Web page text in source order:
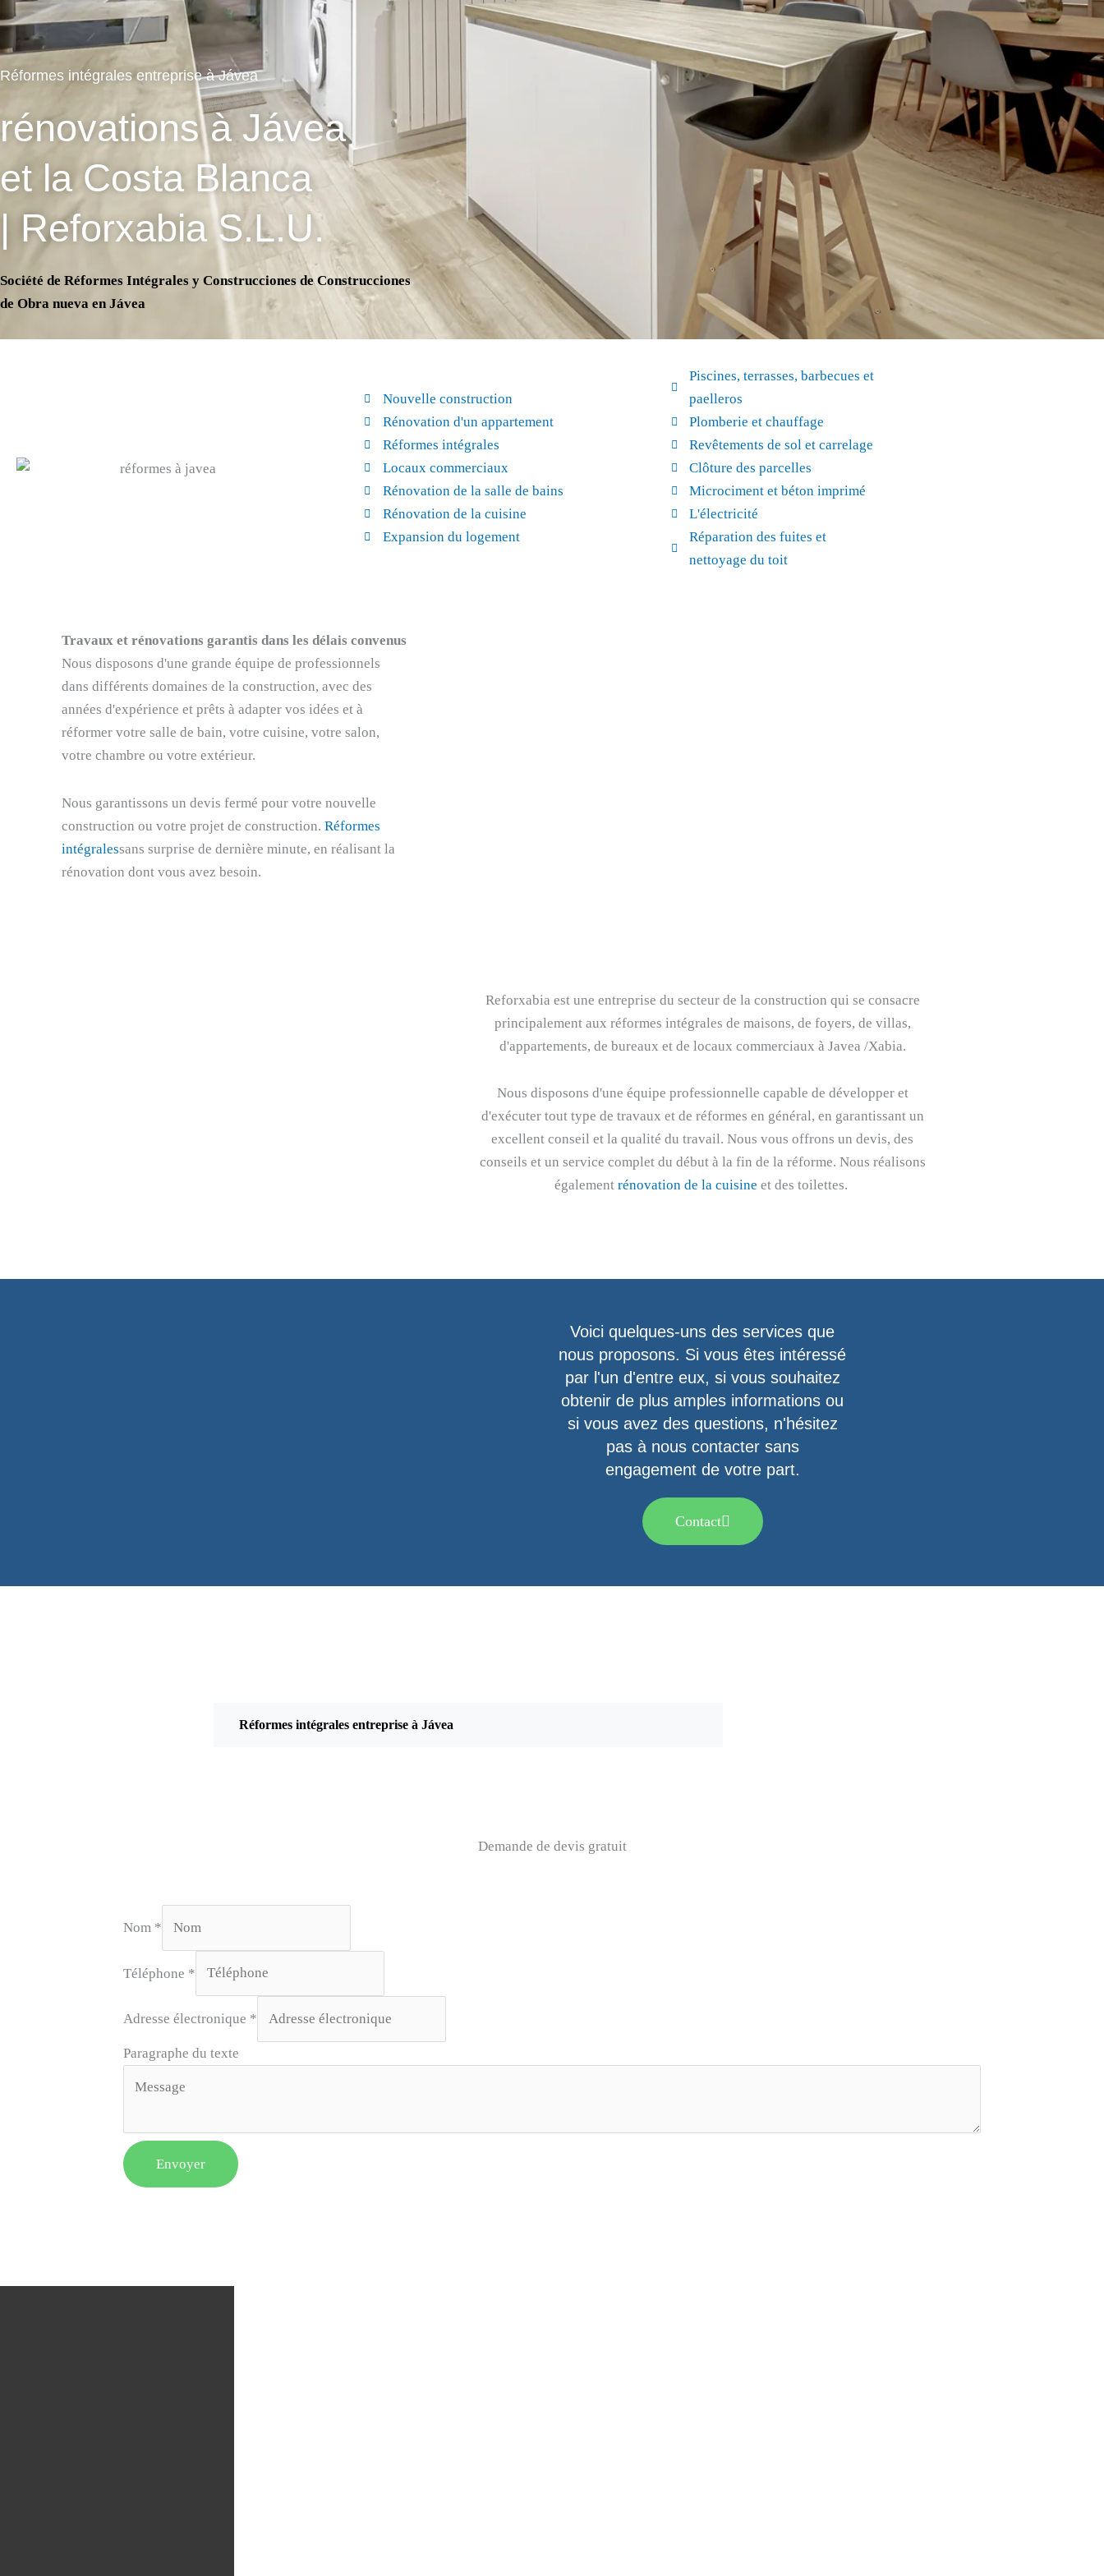
Réformes intégrales entreprise à Jávea
rénovations à Jávea
et la Costa Blanca
| Reforxabia S.L.U.
Société de Réformes Intégrales y Construcciones de Construcciones
de Obra nueva en Jávea
Nouvelle construction
Rénovation d'un appartement
Réformes intégrales
Locaux commerciaux
Rénovation de la salle de bains
Rénovation de la cuisine
Expansion du logement
Piscines, terrasses, barbecues et
paelleros
Plomberie et chauffage
Revêtements de sol et carrelage
Clôture des parcelles
Microciment et béton imprimé
L'électricité
Réparation des fuites et
nettoyage du toit
Travaux et rénovations garantis dans les délais convenus
Nous disposons d'une grande équipe de professionnels
dans différents domaines de la construction, avec des
années d'expérience et prêts à adapter vos idées et à
réformer votre salle de bain, votre cuisine, votre salon,
votre chambre ou votre extérieur.
Nous garantissons un devis fermé pour votre nouvelle
construction ou votre projet de construction. Réformes
intégralessans surprise de dernière minute, en réalisant la
rénovation dont vous avez besoin.
Reforxabia est une entreprise du secteur de la construction qui se consacre
principalement aux réformes intégrales de maisons, de foyers, de villas,
d'appartements, de bureaux et de locaux commerciaux à Javea /Xabia.
Nous disposons d'une équipe professionnelle capable de développer et
d'exécuter tout type de travaux et de réformes en général, en garantissant un
excellent conseil et la qualité du travail. Nous vous offrons un devis, des
conseils et un service complet du début à la fin de la réforme. Nous réalisons
également rénovation de la cuisine et des toilettes.
Voici quelques-uns des services que
nous proposons. Si vous êtes intéressé
par l'un d'entre eux, si vous souhaitez
obtenir de plus amples informations ou
si vous avez des questions, n'hésitez
pas à nous contacter sans
engagement de votre part.
Contact
Réformes intégrales entreprise à Jávea
Demande de devis gratuit
Nom *
Téléphone *
Adresse électronique *
Paragraphe du texte
Envoyer